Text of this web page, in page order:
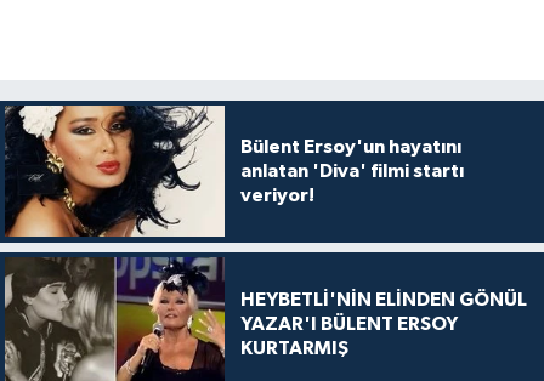
Bülent Ersoy'un hayatını
anlatan 'Diva' filmi startı
veriyor!
HEYBETLİ'NİN ELİNDEN GÖNÜL
YAZAR'I BÜLENT ERSOY
KURTARMIŞ